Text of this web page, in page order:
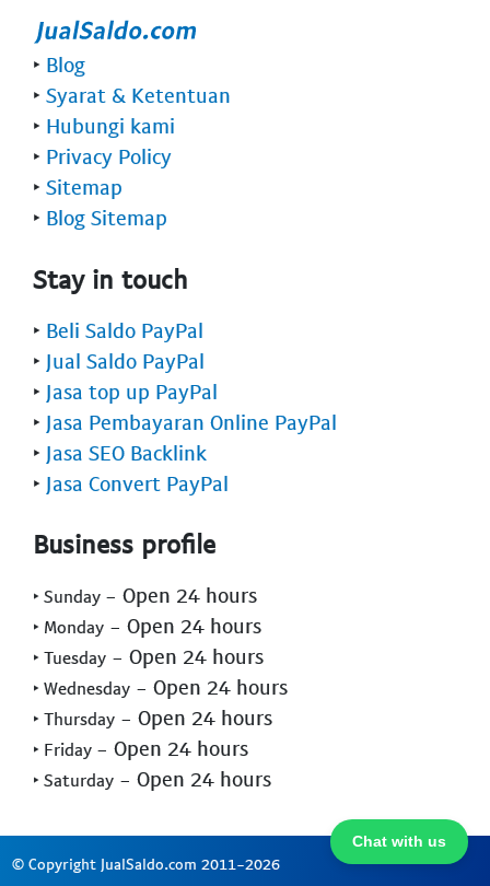
Chat with us
‣ Blog
‣ Syarat & Ketentuan
‣ Hubungi kami
‣ Privacy Policy
‣ Sitemap
‣ Blog Sitemap
Stay in touch
‣ Beli Saldo PayPal
‣ Jual Saldo PayPal
‣ Jasa top up PayPal
‣ Jasa Pembayaran Online PayPal
‣ Jasa SEO Backlink
‣ Jasa Convert PayPal
Business profile
‣ Sunday - Open 24 hours
‣ Monday - Open 24 hours
‣ Tuesday - Open 24 hours
‣ Wednesday - Open 24 hours
‣ Thursday - Open 24 hours
‣ Friday - Open 24 hours
‣ Saturday - Open 24 hours
© Copyright JualSaldo.com 2011-2026